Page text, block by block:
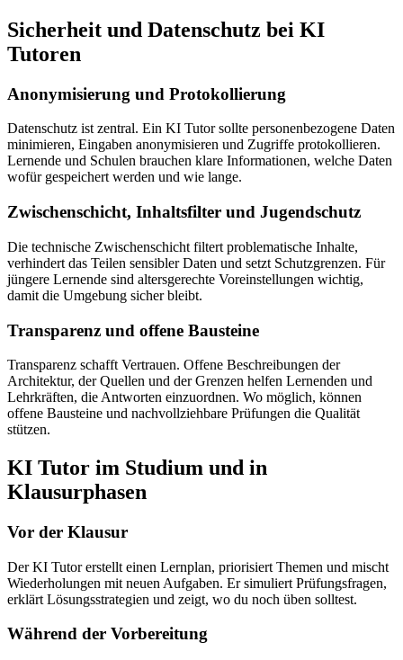
Sicherheit und Datenschutz bei KI
Tutoren
Anonymisierung und Protokollierung
Datenschutz ist zentral. Ein KI Tutor sollte personenbezogene Daten
minimieren, Eingaben anonymisieren und Zugriffe protokollieren.
Lernende und Schulen brauchen klare Informationen, welche Daten
wofür gespeichert werden und wie lange.
Zwischenschicht, Inhaltsfilter und Jugendschutz
Die technische Zwischenschicht filtert problematische Inhalte,
verhindert das Teilen sensibler Daten und setzt Schutzgrenzen. Für
jüngere Lernende sind altersgerechte Voreinstellungen wichtig,
damit die Umgebung sicher bleibt.
Transparenz und offene Bausteine
Transparenz schafft Vertrauen. Offene Beschreibungen der
Architektur, der Quellen und der Grenzen helfen Lernenden und
Lehrkräften, die Antworten einzuordnen. Wo möglich, können
offene Bausteine und nachvollziehbare Prüfungen die Qualität
stützen.
KI Tutor im Studium und in
Klausurphasen
Vor der Klausur
Der KI Tutor erstellt einen Lernplan, priorisiert Themen und mischt
Wiederholungen mit neuen Aufgaben. Er simuliert Prüfungsfragen,
erklärt Lösungsstrategien und zeigt, wo du noch üben solltest.
Während der Vorbereitung